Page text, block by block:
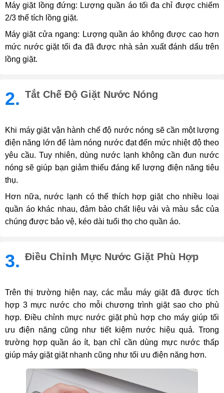
Máy giặt lồng đứng: Lượng quần áo tối đa chỉ được chiếm
2/3 thể tích lồng giặt.
Máy giặt cửa ngang: Lượng quần áo không được cao hơn
mức nước giặt tối đa đã được nhà sản xuất đánh dấu trên
lồng giặt.
2. Tắt Chế Độ Giặt Nước Nóng
Khi máy giặt vận hành chế độ nước nóng sẽ cần một lượng
điện năng lớn để làm nóng nước đạt đến mức nhiệt độ theo
yêu cầu. Tuy nhiên, dùng nước lạnh không cần đun nước
nóng sẽ giúp bạn giảm thiểu đáng kể lượng điện năng tiêu
thụ.
Hơn nữa, nước lạnh có thể thích hợp giặt cho nhiều loại
quần áo khác nhau, đảm bảo chất liệu vải và màu sắc của
chúng được bảo vệ, kéo dài tuổi thọ cho quần áo.
3. Điều Chỉnh Mực Nước Giặt Phù Hợp
Trên thị trường hiện nay, các mẫu máy giặt đã được tích
hợp 3 mực nước cho mỗi chương trình giặt sao cho phù
hợp. Điều chỉnh mực nước giặt phù hợp cho máy giúp tối
ưu điện năng cũng như tiết kiệm nước hiệu quả. Trong
trường hợp quần áo ít, bạn chỉ cần dùng mực nước thấp
giúp máy giặt giặt nhanh cũng như tối ưu điện năng hơn.